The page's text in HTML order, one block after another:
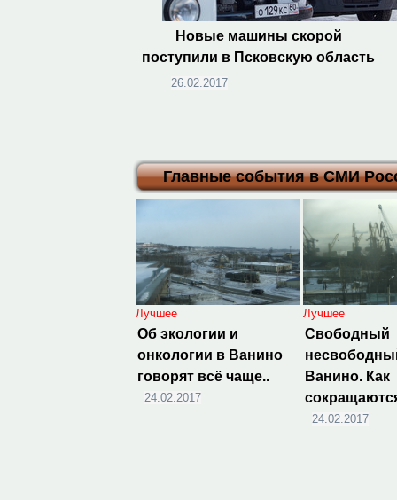
Новые машины скорой
поступили в Псковскую область
26.02.2017
Главные события в СМИ
Лучшее
Об экологии и
онкологии в Ванино
говорят всё чаще..
24.02.2017
Лучшее
Свободный
Ванино. Как
24.02.2017